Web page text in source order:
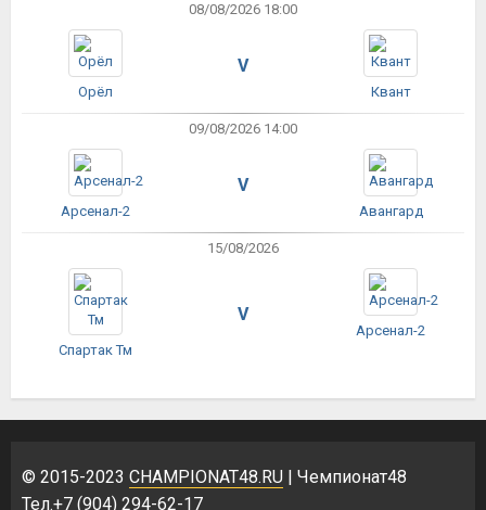
08/08/2026 18:00
Орёл
V
Квант
09/08/2026 14:00
Арсенал-2
V
Авангард
15/08/2026
Спартак Тм
V
Арсенал-2
© 2015-2023 CHAMPIONAT48.RU | Чемпионат48
Тел.+7 (904) 294-62-17